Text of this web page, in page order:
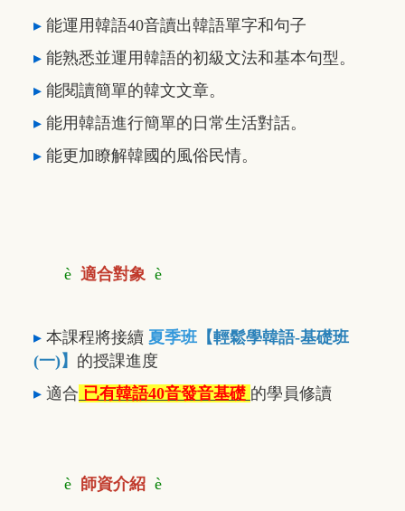
▸ 能運用韓語40音讀出韓語單字和句子
▸ 能熟悉並運用韓語的初級文法和基本句型。
▸ 能閱讀簡單的韓文文章。
▸ 能用韓語進行簡單的日常生活對話。
▸ 能更加瞭解韓國的風俗民情。
è 適合對象 è
▸ 本課程將接續 夏季班 【輕鬆學韓語-基礎班
(一)】 的授課進度
▸ 適合 已有韓語40音發音基礎 的學員修讀
è 師資介紹 è